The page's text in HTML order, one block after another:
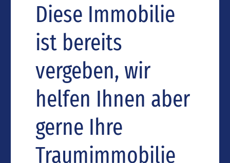
Diese Immobilie
ist bereits
vergeben, wir
helfen Ihnen aber
gerne Ihre
Traumimmobilie